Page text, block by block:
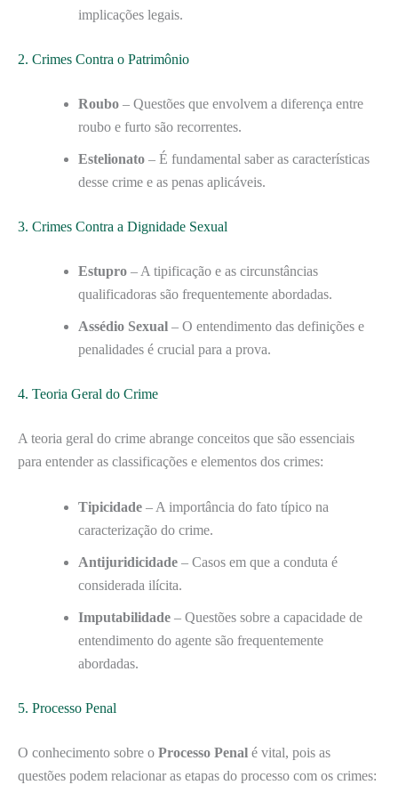
implicações legais.
2. Crimes Contra o Patrimônio
Roubo – Questões que envolvem a diferença entre
roubo e furto são recorrentes.
Estelionato – É fundamental saber as características
desse crime e as penas aplicáveis.
3. Crimes Contra a Dignidade Sexual
Estupro – A tipificação e as circunstâncias
qualificadoras são frequentemente abordadas.
Assédio Sexual – O entendimento das definições e
penalidades é crucial para a prova.
4. Teoria Geral do Crime
A teoria geral do crime abrange conceitos que são essenciais
para entender as classificações e elementos dos crimes:
Tipicidade – A importância do fato típico na
caracterização do crime.
Antijuridicidade – Casos em que a conduta é
considerada ilícita.
Imputabilidade – Questões sobre a capacidade de
entendimento do agente são frequentemente
abordadas.
5. Processo Penal
O conhecimento sobre o Processo Penal é vital, pois as
questões podem relacionar as etapas do processo com os crimes: